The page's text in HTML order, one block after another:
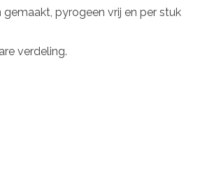
gemaakt, pyrogeen vrij en per stuk
verdeling.